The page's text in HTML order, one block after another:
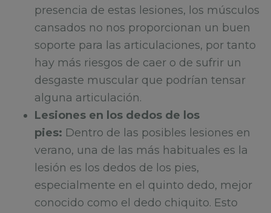
presencia de estas lesiones, los músculos
cansados no nos proporcionan un buen
soporte para las articulaciones, por tanto
hay más riesgos de caer o de sufrir un
desgaste muscular que podrían tensar
alguna articulación.
Lesiones en los dedos de los
pies: Dentro de las posibles lesiones en
verano, una de las más habituales es la
lesión es los dedos de los pies,
especialmente en el quinto dedo, mejor
conocido como el dedo chiquito. Esto